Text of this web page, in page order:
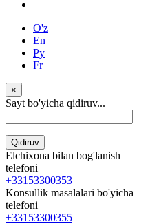
O'z
En
Ру
Fr
×
Sayt bo'yicha qidiruv...
Qidiruv
Elchixona bilan bog'lanish
telefoni
+33153300353
Konsullik masalalari bo'yicha
telefoni
+33153300355